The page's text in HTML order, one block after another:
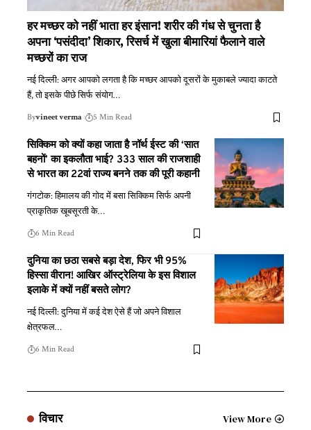
हर मच्छर को नहीं भाता हर इंसान! शरीर की गंध से चुनता है
अपना ‘पसंदीदा’ शिकार, रिसर्च में खुला बीमारियां फैलाने वाले
मच्छरों का राज
नई दिल्ली: अगर आपको लगता है कि मच्छर आपको दूसरों के मुकाबले ज्यादा काटते
हैं, तो इसके पीछे सिर्फ संयोग…
Byvineet verma 5 Min Read
सिक्किम को क्यों कहा जाता है नॉर्थ ईस्ट की ‘सात
बहनों’ का इकलौता भाई? 333 साल की राजशाही
से भारत का 22वां राज्य बनने तक की पूरी कहानी
गंगटोक: हिमालय की गोद में बसा सिक्किम सिर्फ अपनी
प्राकृतिक खूबसूरती के…
6 Min Read
दुनिया का छठा सबसे बड़ा देश, फिर भी 95%
हिस्सा वीरान! आखिर ऑस्ट्रेलिया के इस विशाल
इलाके में क्यों नहीं बसते लोग?
नई दिल्ली: दुनिया में कई देश ऐसे हैं जो अपने विशाल
क्षेत्रफल…
6 Min Read
विचार View More